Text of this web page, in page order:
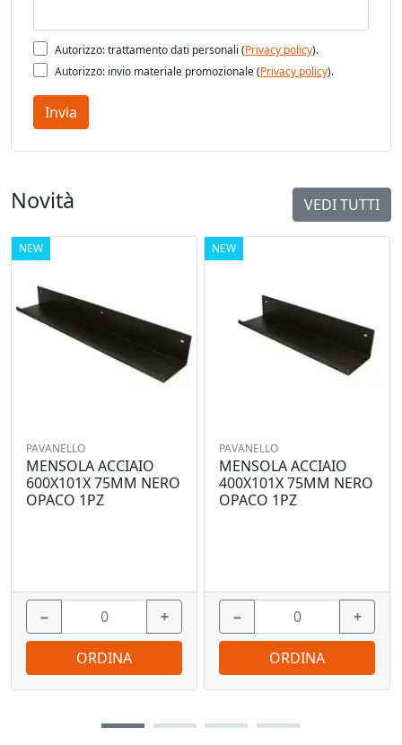
Autorizzo: trattamento dati personali (Privacy policy).
Autorizzo: invio materiale promozionale (Privacy policy).
Invia
Novità VEDI TUTTI
NEW
PAVANELLO
MENSOLA ACCIAIO
600X101X 75MM NERO
OPACO 1PZ
− +
ORDINA
NEW
PAVANELLO
MENSOLA ACCIAIO
400X101X 75MM NERO
OPACO 1PZ
− +
ORDINA